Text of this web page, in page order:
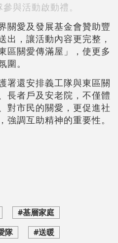
與活動啟動禮。
關愛及發展基金會贊助豐
出，讓活動內容更完整，
區關愛傳滿屋」，使更多
圍。
署還安排義工隊與東區關
長者戶及安老院，不僅體
對市民的關愛，更促進社
強調互助精神的重要性。
#基層家庭
隊
#送暖